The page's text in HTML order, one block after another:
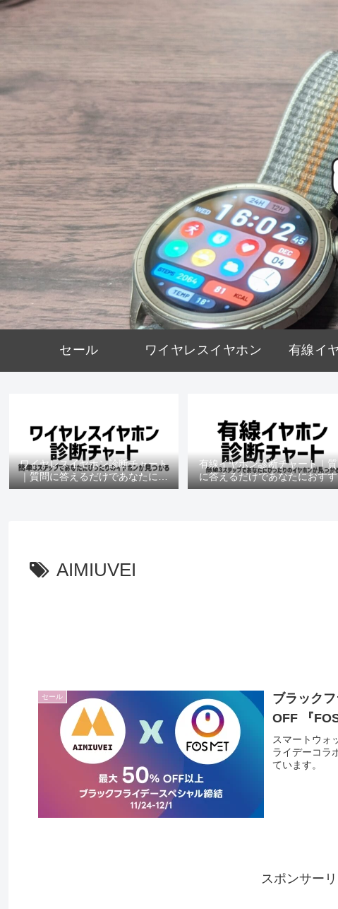
セール ワイヤレスイヤホン 有線イ
ワイヤレスイヤホン診断チャート
｜質問に答えるだけであなたにお
すすめの機種がわかる
有線イヤホン診断チャート｜
に答えるだけであなたにおす
の機種がわかる
AIMIUVEI
セール
ブラック
OFF 『
スマートウォ
ライデーコラ
ています。
スポンサー